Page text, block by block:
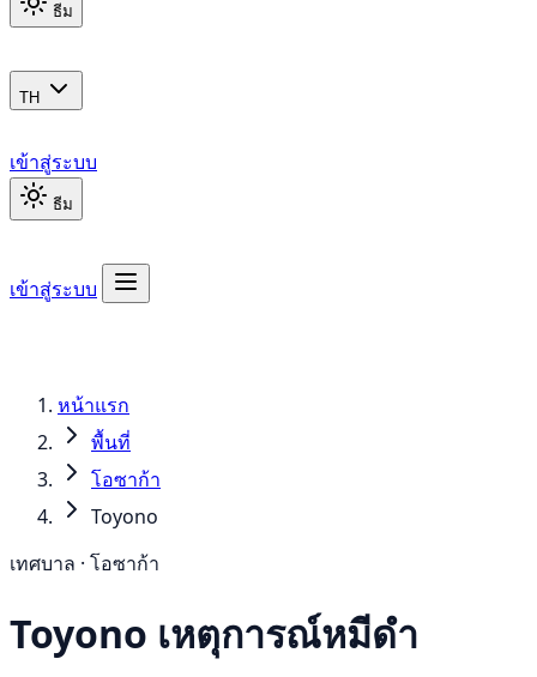
ธีม
TH
เข้าสู่ระบบ
ธีม
เข้าสู่ระบบ
หน้าแรก
พื้นที่
โอซาก้า
Toyono
เทศบาล · โอซาก้า
Toyono เหตุการณ์หมีดำ